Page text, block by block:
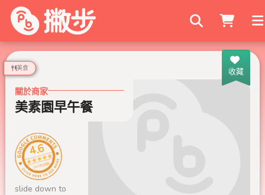
搜尋商家
收藏
美食
關於商家
美素園早午餐
4.6
149 則評論
slide down to